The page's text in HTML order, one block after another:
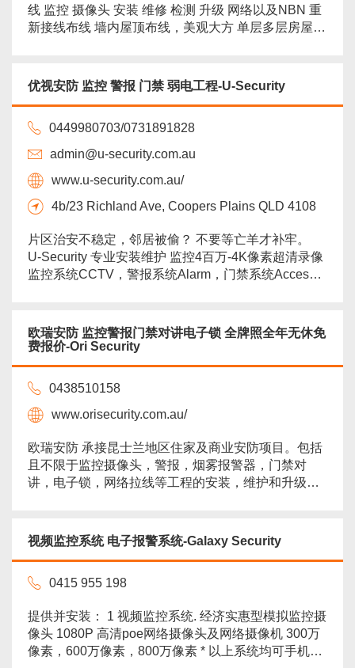
线 监控 摄像头 安装 维修 检测 升级 网络以及NBN 重
新接线布线 墙内屋顶布线，美观大方 单层多层房屋
优视安防 监控 警报 门禁 弱电工程-U-Security
0449980703/0731891828
admin@u-security.com.au
www.u-security.com.au/
4b/23 Richland Ave, Coopers Plains QLD 4108
片区治安不稳定，邻居被偷？ 不要等亡羊才补牢。 ️
U-Security 专业安装维护 监控4百万-4K像素超清录像
监控系统CCTV，警报系统Alarm，门禁系统Access
的损失。 警报独立系统，可以连接手机远程操作，提
前为来访亲朋解除警报；也可身居外地时刻洞察私
欧瑞安防 监控警报门禁对讲电子锁 全牌照全年无休免
费报价-Ori Security
0438510158
www.orisecurity.com.au/
欧瑞安防 承接昆士兰地区住家及商业安防项目。包括
且不限于监控摄像头，警报，烟雾报警器，门禁对
讲，电子锁，网络拉线等工程的安装，维护和升级工
加好友orisecurity了解更多，期待您的联系！ 目前主
流产品为海康大华品牌摄像头; Bosch,Hills等专业警报
视频监控系统 电子报警系统-Galaxy Security
0415 955 198
提供并安装： 1 视频监控系统. 经济实惠型模拟监控摄
像头 1080P 高清poe网络摄像头及网络摄像机 300万
像素，600万像素，800万像素 * 以上系统均可手机远